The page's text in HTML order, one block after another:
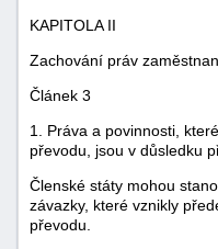
KAPITOLA II
Zachování práv
Článek 3
1. Práva a povinnosti,
převodu, jsou v důsledku
Členské státy mohou
závazky, které vznikly
převodu.